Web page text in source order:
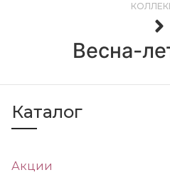
Весна-
Каталог
Акции